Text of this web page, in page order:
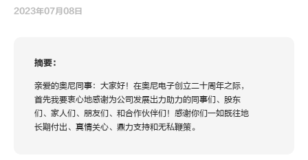
2023年07月08日
摘要：
亲爱的奥尼同事：大家好！在奥尼电子创立二十周年之际，
首先我要衷心地感谢为公司发展出力助力的同事们、股东
们、家人们、朋友们、和合作伙伴们！感谢你们一如既往地
长期付出、真情关心、鼎力支持和无私鞭策。